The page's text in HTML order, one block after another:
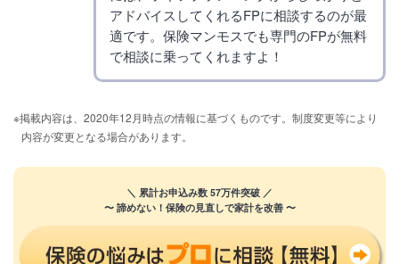
アドバイスしてくれるFPに相談するのが最
適です。保険マンモスでも専門のFPが無料
で相談に乗ってくれますよ！
※掲載内容は、2020年12月時点の情報に基づくものです。制度変更等により
内容が変更となる場合があります。
＼ 累計お申込み数 57万件突破 ／
〜 諦めない！保険の見直しで家計を改善 〜